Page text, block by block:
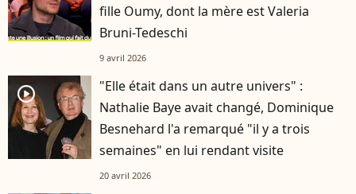
fille Oumy, dont la mère est Valeria
Bruni-Tedeschi
9 avril 2026
player2
"Elle était dans un autre univers" :
Nathalie Baye avait changé, Dominique
Besnehard l'a remarqué "il y a trois
semaines" en lui rendant visite
20 avril 2026